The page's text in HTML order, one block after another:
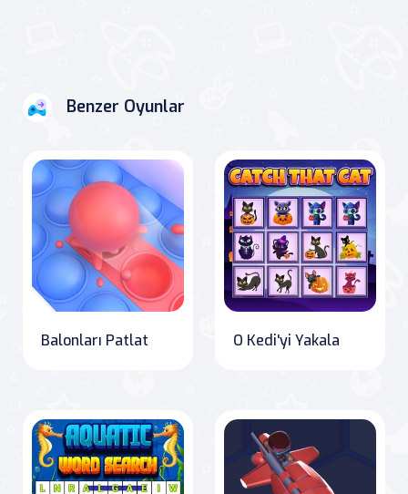
Benzer Oyunlar
Balonları Patlat O Kedi'yi Yakala